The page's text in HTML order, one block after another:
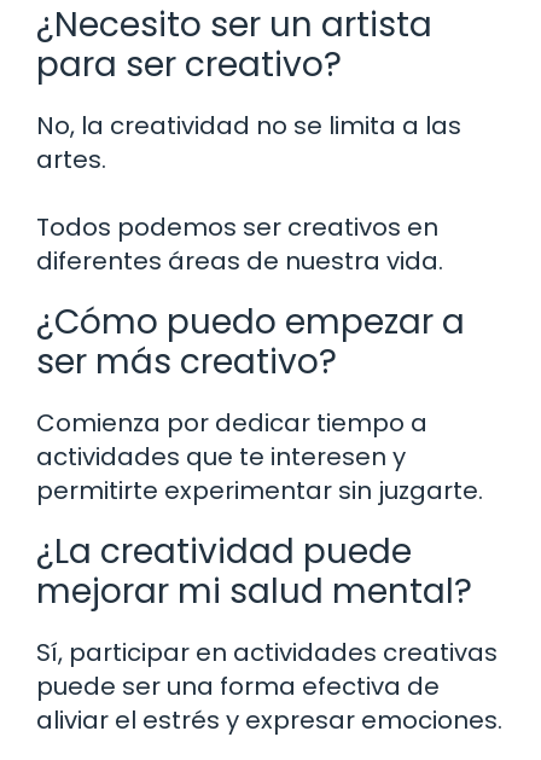
¿Necesito ser un artista
para ser creativo?
No, la creatividad no se limita a las
artes.
Todos podemos ser creativos en
diferentes áreas de nuestra vida.
¿Cómo puedo empezar a
ser más creativo?
Comienza por dedicar tiempo a
actividades que te interesen y
permitirte experimentar sin juzgarte.
¿La creatividad puede
mejorar mi salud mental?
Sí, participar en actividades creativas
puede ser una forma efectiva de
aliviar el estrés y expresar emociones.